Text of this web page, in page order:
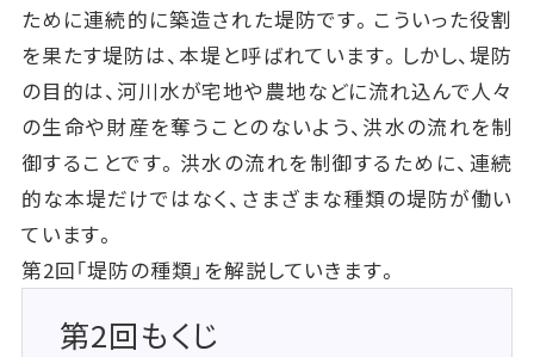
ために連続的に築造された堤防です。こういった役割
を果たす堤防は、本堤と呼ばれています。しかし、堤防
の目的は、河川水が宅地や農地などに流れ込んで人々
の生命や財産を奪うことのないよう、洪水の流れを制
御することです。洪水の流れを制御するために、連続
的な本堤だけではなく、さまざまな種類の堤防が働い
ています。
第2回「堤防の種類」を解説していきます。
第2回もくじ